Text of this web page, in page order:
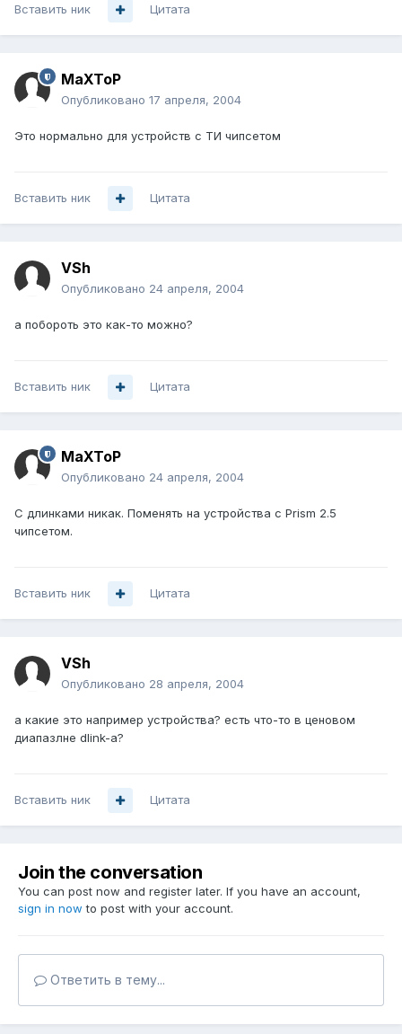
Вставить ник Цитата
MaXToP
Опубликовано 17 апреля, 2004
Это нормально для устройств с ТИ чипсетом
Вставить ник Цитата
VSh
Опубликовано 24 апреля, 2004
а побороть это как-то можно?
Вставить ник Цитата
MaXToP
Опубликовано 24 апреля, 2004
С длинками никак. Поменять на устройства с Prism 2.5
чипсетом.
Вставить ник Цитата
VSh
Опубликовано 28 апреля, 2004
а какие это например устройства? есть что-то в ценовом
диапазлне dlink-а?
Вставить ник Цитата
Join the conversation
You can post now and register later. If you have an account,
sign in now to post with your account.
Ответить в тему...